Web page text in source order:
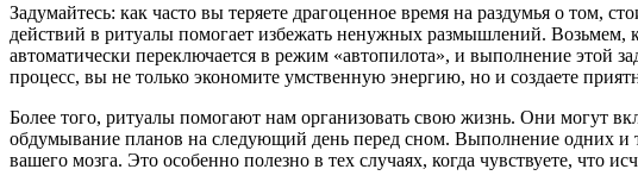
Задумайтесь: как часто вы теряете драгоценное время на раздумья о том,
действий в ритуалы помогает избежать ненужных размышлений.
автоматически переключается в режим «автопилота», и выполнение этой
процесс, вы не только экономите умственную энергию, но и создаете
Более того, ритуалы помогают нам организовать свою жизнь. Они могут
обдумывание планов на следующий день перед сном. Выполнение одних и
вашего мозга. Это особенно полезно в тех случаях, когда чувствуете, что